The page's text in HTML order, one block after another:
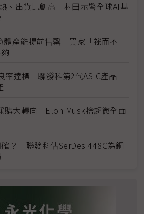
、出貨比創高 村田示警全球AI基
體產能提前售罄 買家「祕而不
率達標 聯發科第2代ASIC產品
購大轉向 Elon Musk捨超微全面
？ 聯發科估SerDes 448G為銅